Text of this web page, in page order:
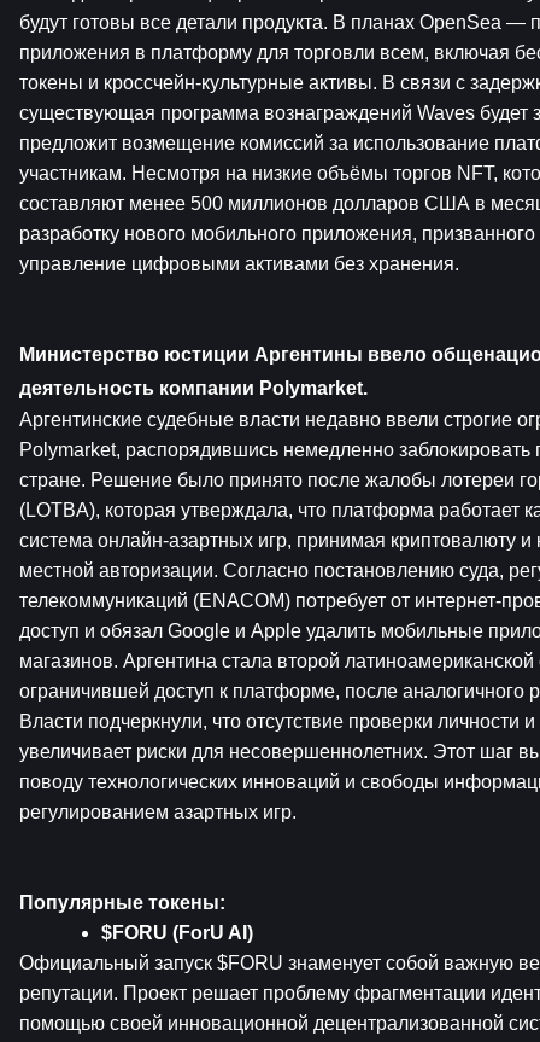
будут готовы все детали продукта. В планах OpenSea —
приложения в платформу для торговли всем, включая
токены и кроссчейн-культурные активы. В связи с
существующая программа вознаграждений Waves будет
предложит возмещение комиссий за использование
участникам. Несмотря на низкие объёмы торгов NFT,
составляют менее 500 миллионов долларов США в
разработку нового мобильного приложения,
управление цифровыми активами без хранения.
Министерство юстиции Аргентины ввело
деятельность компании Polymarket.
Аргентинские судебные власти недавно ввели строгие
Polymarket, распорядившись немедленно
стране. Решение было принято после жалобы лотереи
(LOTBA), которая утверждала, что платформа работает
система онлайн-азартных игр, принимая криптовалюту и
местной авторизации. Согласно постановлению суда,
телекоммуникаций (ENACOM) потребует от интернет-
доступ и обязал Google и Apple удалить мобильные
магазинов. Аргентина стала второй
ограничившей доступ к платформе, после аналогичного
Власти подчеркнули, что отсутствие проверки личности
увеличивает риски для несовершеннолетних. Этот шаг
поводу технологических инноваций и свободы
регулированием азартных игр.
Популярные токены:
$FORU (ForU AI)
Официальный запуск $FORU знаменует собой важную
репутации. Проект решает проблему фрагментации
помощью своей инновационной децентрализованной